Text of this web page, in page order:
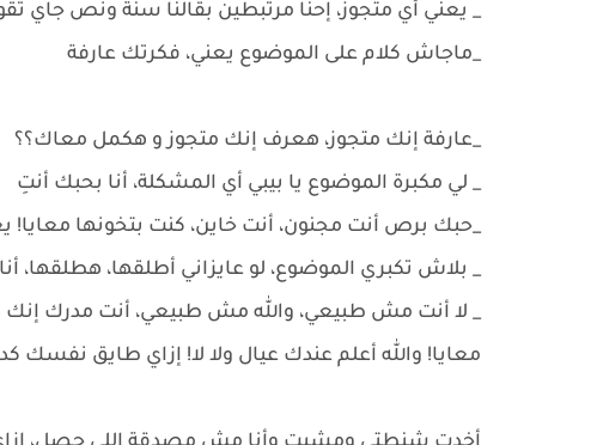
_ يعني أي متجوز، إحنا مرتبطين بقالنا سنة ونص جاي
_ماجاش كلام على الموضوع يعني، فكرتك عارفة
_عارفة إنك متجوز، هعرف إنك متجوز و هكمل معاك؟؟
_ لي مكبرة الموضوع يا بيبي أي المشكلة، أنا بحبك أنتِ
_حبك برص أنت مجنون، أنت خاين، كنت بتخونها معايا!
_ بلاش تكبري الموضوع، لو عايزاني أطلقها، هطلقها،
_ لا أنت مش طبيعي، والله مش طبيعي، أنت مدرك
معايا! والله أعلم عندك عيال ولا لا! إزاي طايق نفسك